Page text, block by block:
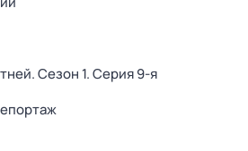
. Сезон 1. Серия 9-я